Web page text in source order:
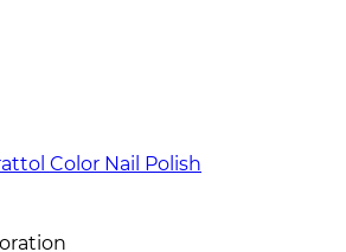
Color Nail Polish